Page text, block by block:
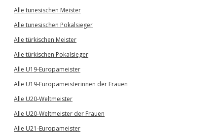
Alle tunesischen Meister
Alle tunesischen Pokalsieger
Alle türkischen Meister
Alle türkischen Pokalsieger
Alle U19-Europameister
Alle U19-Europameisterinnen der Frauen
Alle U20-Weltmeister
Alle U20-Weltmeister der Frauen
Alle U21-Europameister